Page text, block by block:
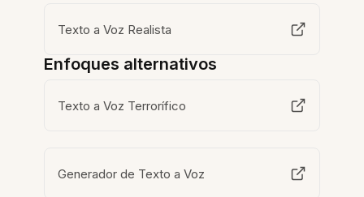
Texto a Voz Realista
Enfoques alternativos
Texto a Voz Terrorífico
Generador de Texto a Voz